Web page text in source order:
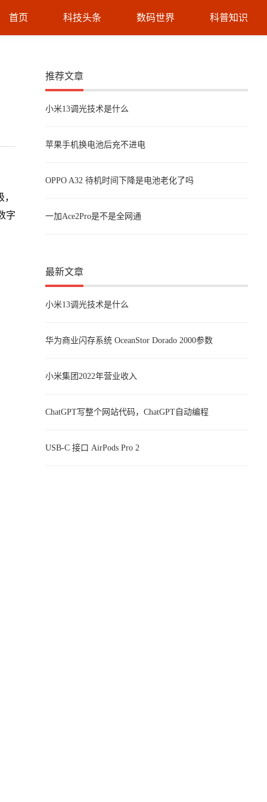
首页 科技头条 数码世界 科普知识
字
推荐文章
小米13调光技术是什么
苹果手机换电池后充不进电
OPPO A32 待机时间下降是电池老化了吗
一加Ace2Pro是不是全网通
最新文章
小米13调光技术是什么
华为商业闪存系统 OceanStor Dorado 2000参数
小米集团2022年营业收入
ChatGPT写整个网站代码，ChatGPT自动编程
USB-C 接口 AirPods Pro 2